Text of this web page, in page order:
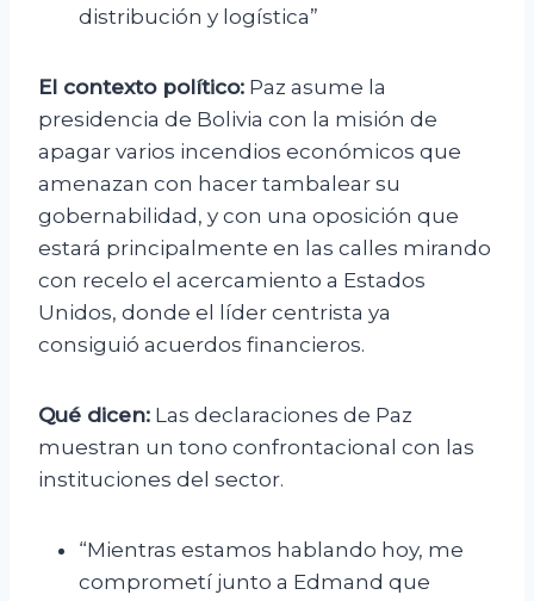
distribución y logística”
El contexto político: Paz asume la
presidencia de Bolivia con la misión de
apagar varios incendios económicos que
amenazan con hacer tambalear su
gobernabilidad, y con una oposición que
estará principalmente en las calles mirando
con recelo el acercamiento a Estados
Unidos, donde el líder centrista ya
consiguió acuerdos financieros.
Qué dicen: Las declaraciones de Paz
muestran un tono confrontacional con las
instituciones del sector.
“Mientras estamos hablando hoy, me
comprometí junto a Edmand que